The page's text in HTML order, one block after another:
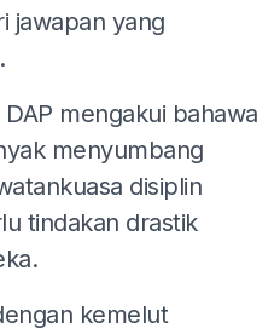
jawapan yang
mengakui bahawa
menyumbang
disiplin
tindakan drastik
kemelut